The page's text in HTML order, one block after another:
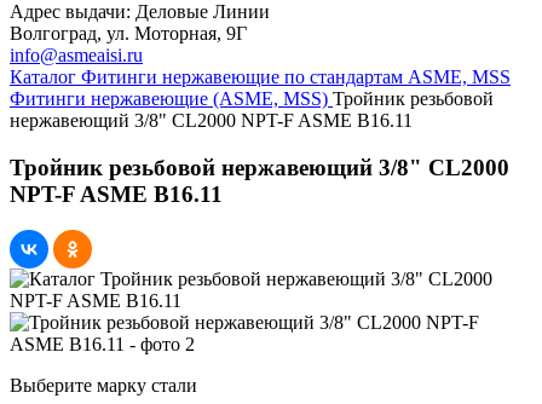
Адрес выдачи: Деловые Линии
Волгоград, ул. Моторная, 9Г
info@asmeaisi.ru
Каталог Фитинги нержавеющие по стандартам ASME, MSS
Фитинги нержавеющие (ASME, MSS) Тройник резьбовой
нержавеющий 3/8" CL2000 NPT-F ASME B16.11
Тройник резьбовой нержавеющий 3/8" CL2000
NPT-F ASME B16.11
Выберите марку стали